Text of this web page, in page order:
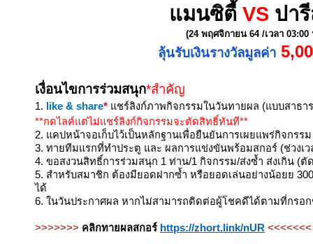
แมนซิตี้ VS ปา
(24 พฤศจิกายน 64 /เวลา 03:00
ลุ้นรับเงินรางวัลมูลค่า
เงื่อนไขการร่วมสนุก*สำคัญ
1. like & share* แชร์ลิงก์ภาพกิจกรรมในวันทายผล (แบบสาธา
**กดไลค์แต่ไม่แชร์ลิงก์กิจกรรมจะตัดสิทธิ์ทันที**
2. แคปหน้าจอเก็บไว้เป็นหลักฐานเพื่อยืนยันการเผยแพร่กิจกร
3. ทายทีมแรกที่ทำประตู และ ผลการแข่งขันพร้อมสกอร์ (ช่วงเ
4. ขอสงวนสิทธิ์การร่วมสนุก 1 ท่าน/1 กิจกรรม/ส่งซ้ำ ส่งเกิน (
5. สำหรับสมาชิก ต้องมียอดฝากซ้ำ หรือยอดเล่นอย่างน้อยย
ได้
6. ในวันประกาศผล หากไม่สามารถติดต่อผู้โชคดีได้ตามที่กรอ
>>>>>>> คลิกทายผลสกอร์ https://zhort.link/nUR <<<<<<<